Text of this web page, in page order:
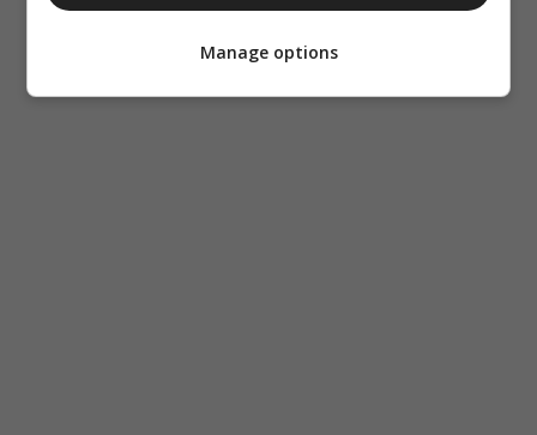
Manage options